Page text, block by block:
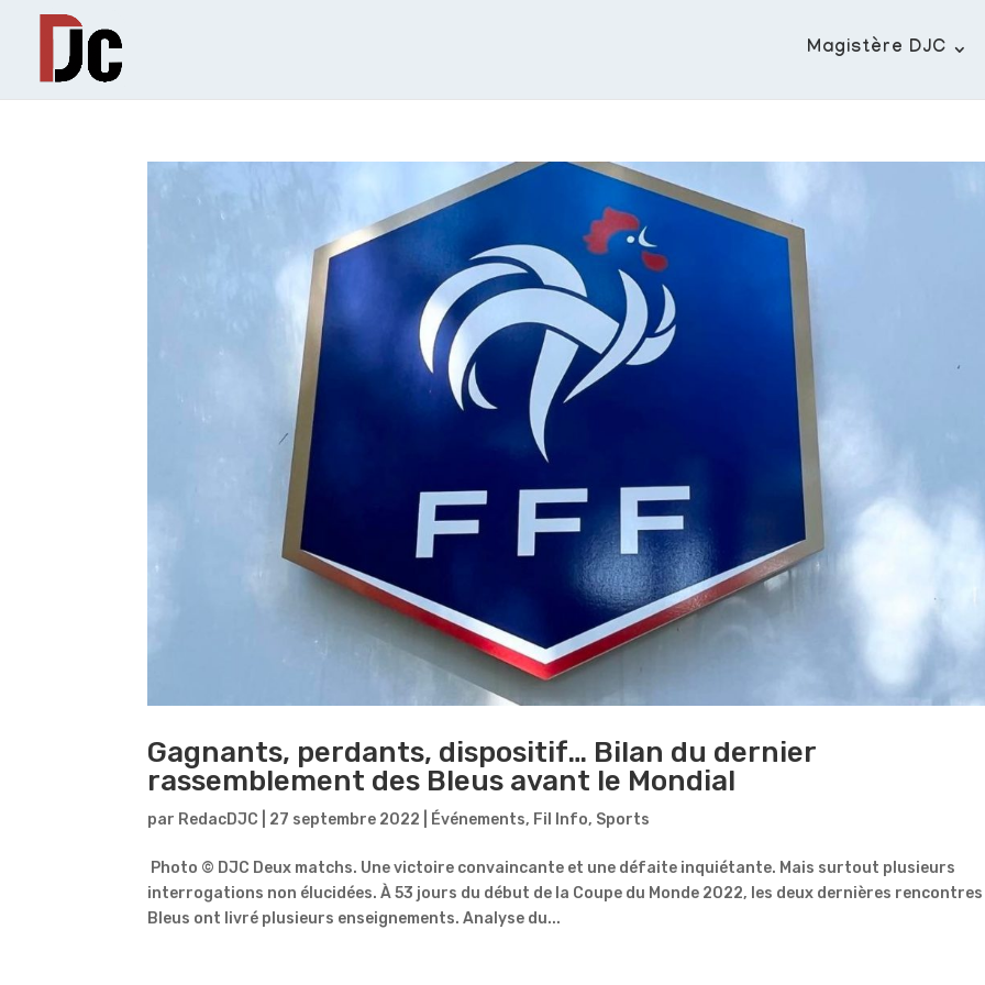
Magistère DJC
Gagnants, perdants, dispositif… Bilan du dernier
rassemblement des Bleus avant le Mondial
par RedacDJC 27 septembre 2022 Événements, Fil Info, Sports
Photo © DJC Deux matchs. Une victoire convaincante et une défaite inquiétante. Mais surtout plusieurs
interrogations non élucidées. À 53 jours du début de la Coupe du Monde 2022, les deux dernières rencontres
Bleus ont livré plusieurs enseignements. Analyse du...